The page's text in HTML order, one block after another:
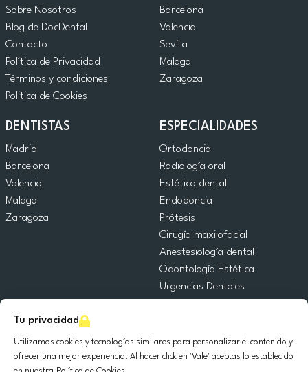
Tu privacidad
Utilizamos cookies y tecnologías similares para personalizar el contenido y
ofrecer una mejor experiencia. Al hacer click en 'Vale' aceptas lo establecido
Sobre Nosotros
Blog de DocDental
Contacto
Política de Privacidad
Términos y condiciones
Politica de Cookies
Barcelona
Valencia
Sevilla
Malaga
Zaragoza
DENTISTAS
Madrid
Barcelona
Valencia
Malaga
Zaragoza
ESPECIALIDADES
Ortodoncia
Radiología oral
Estética dental
Endodoncia
Prótesis
Cirugía maxilofacial
Anestesiología dental
Odontología Estética
Urgencias Dentales
Cirugía Oral
Implantología dental